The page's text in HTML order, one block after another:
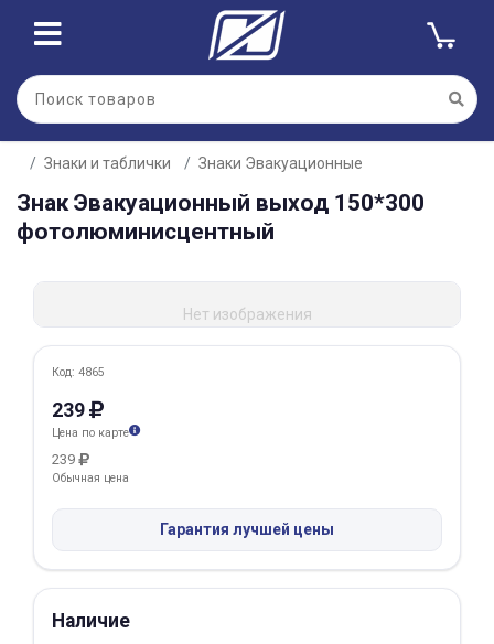
Знаки и таблички Знаки Эвакуационные
Знак Эвакуационный выход 150*300
фотолюминисцентный
Нет изображения
Код: 4865
239
Цена по карте
239
Обычная цена
Гарантия лучшей цены
Наличие
Для клиентов всех банков
Разбейте
оплатуна части
без переплат
Сегодня
25 %
Добавляйте товары
в корзину
Оплачивайте сегодня только